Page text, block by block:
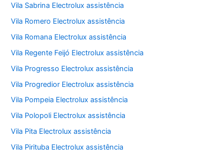
Vila Sabrina Electrolux assistência
Vila Romero Electrolux assistência
Vila Romana Electrolux assistência
Vila Regente Feijó Electrolux assistência
Vila Progresso Electrolux assistência
Vila Progredior Electrolux assistência
Vila Pompeia Electrolux assistência
Vila Polopoli Electrolux assistência
Vila Pita Electrolux assistência
Vila Pirituba Electrolux assistência